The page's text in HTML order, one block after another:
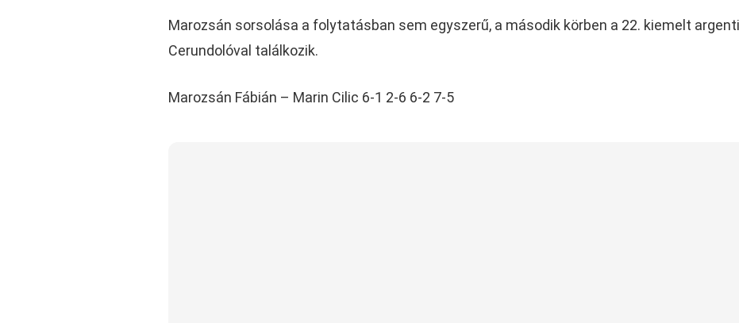
Marozsán sorsolása a folytatásban sem egyszerű, a második körben a 22. kiemelt
Cerundolóval találkozik.
Marozsán Fábián – Marin Cilic 6-1 2-6 6-2 7-5